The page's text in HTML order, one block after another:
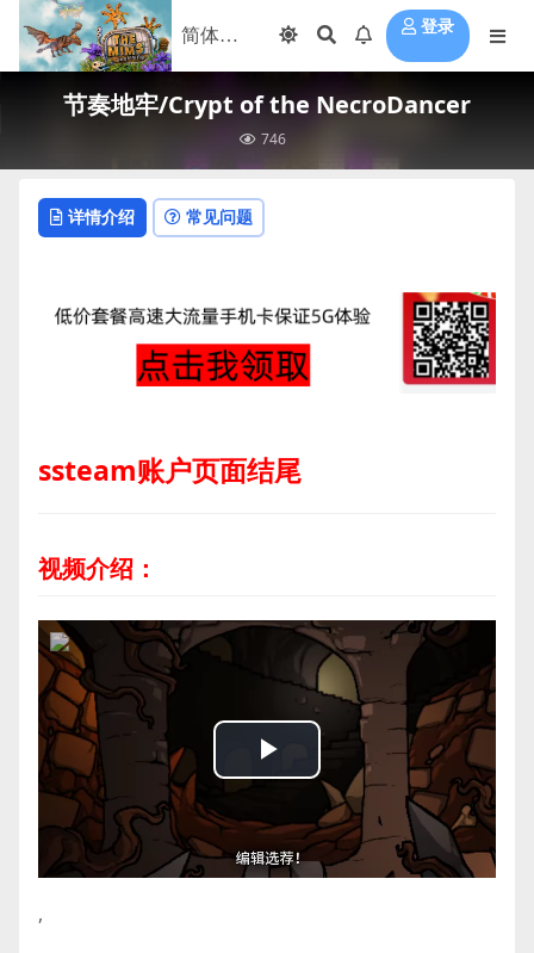
登录
节奏地牢/Crypt of the NecroDancer
746
详情介绍 常见问题
ssteam账户页面结尾
视频介绍：
Play
Video
,